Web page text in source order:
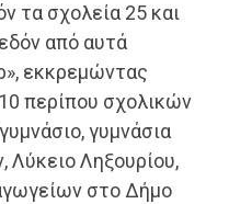
τα σχολεία 25 και
από αυτά
εκκρεμώντας
περίπου σχολικών
γυμνάσιο, γυμνάσια
Λύκειο Ληξουρίου,
στο Δήμο